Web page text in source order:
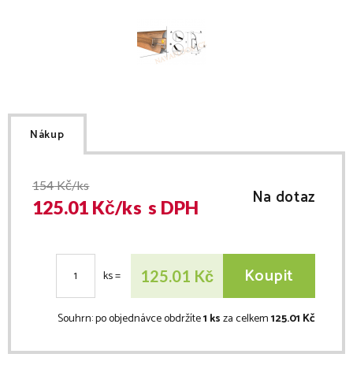
Nákup
154Kč/ks
125.01 Kč/ks s DPH Na dotaz
ks= 125.01 Kč Koupit
Souhrn:po objednávce obdržíte1 ksza celkem125.01 Kč